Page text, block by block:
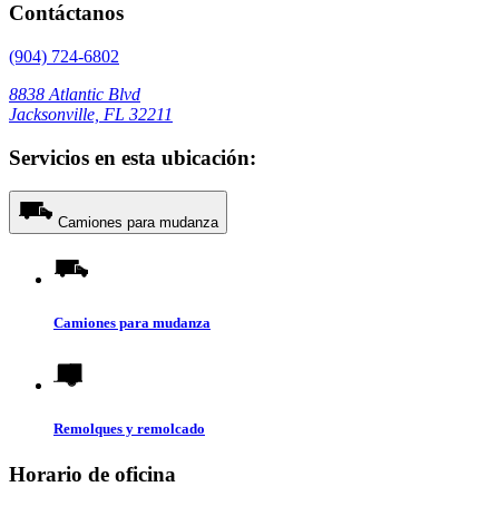
Contáctanos
(904) 724-6802
8838 Atlantic Blvd
Jacksonville, FL 32211
Servicios en esta ubicación:
Camiones para mudanza
Camiones para mudanza
Remolques y remolcado
Horario de oficina